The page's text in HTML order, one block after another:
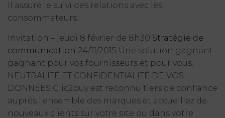
Il assure le suivi des relations avec les
consommateurs.
Invitation – jeudi 8 février de 8h30 Stratégie de
communication 24/11/2015 Une solution gagnant-
gagnant pour vos fournisseurs et pour vous.
NEUTRALITÉ ET CONFIDENTIALITÉ DE VOS
DONNÉES Clic2buy est reconnu tiers de confiance
auprès l’ensemble des marques et accueillez de
nouveaux clients sur votre site ou dans votre